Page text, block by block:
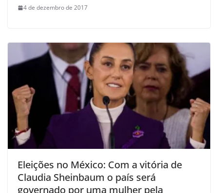
4 de dezembro de 2017
Eleições no México: Com a vitória de
Claudia Sheinbaum o país será
governado por uma mulher pela